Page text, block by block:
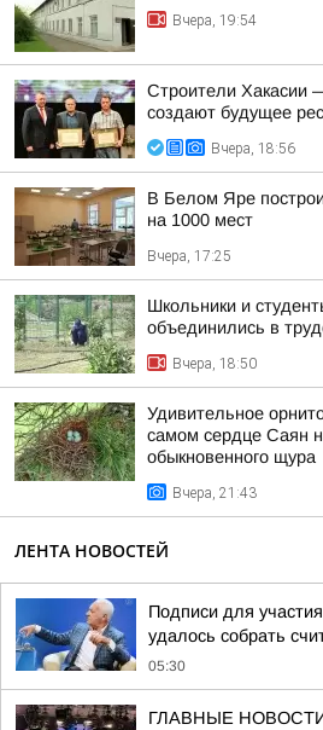
Вчера, 19:54
Строители Хакасии
создают будущее
Вчера, 18:56
В Белом Яре
на 1000 мест
Вчера, 17:25
Школьники и
объединились в
Вчера, 18:50
Удивительное
самом сердце Саян
обыкновенного щура
Вчера, 21:43
ЛЕНТА НОВОСТЕЙ
Подписи для
удалось собрать
05:30
ГЛАВНЫЕ НОВОСТИ